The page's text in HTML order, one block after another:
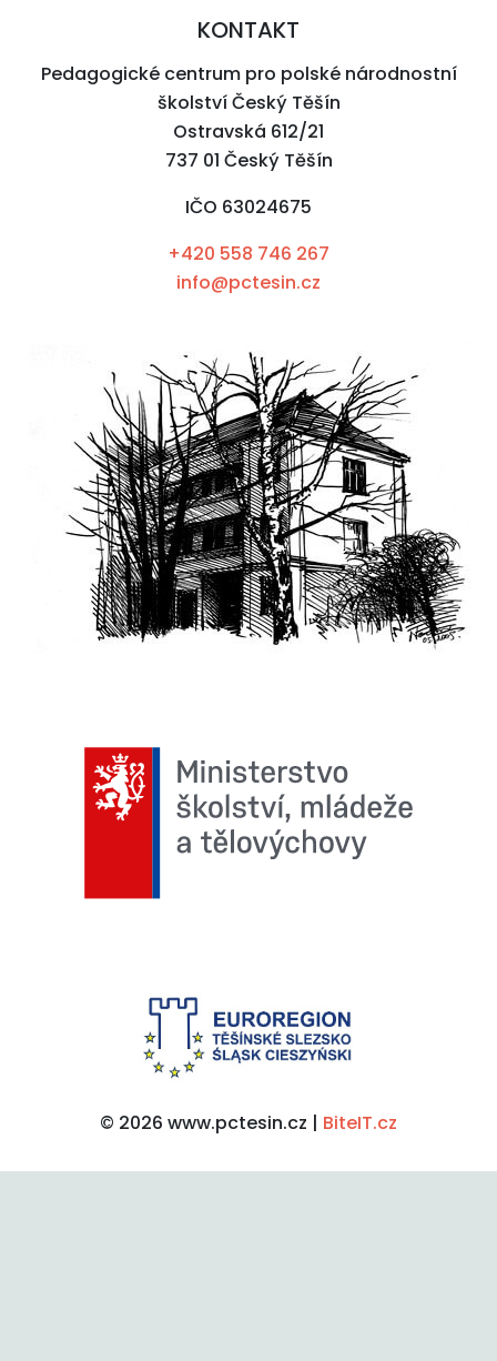
KONTAKT
Pedagogické centrum pro polské národnostní
školství Český Těšín
Ostravská 612/21
737 01 Český Těšín
IČO 63024675
+420 558 746 267
info@pctesin.cz
© 2026 www.pctesin.cz | BiteIT.cz